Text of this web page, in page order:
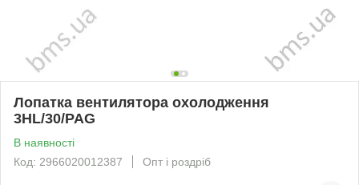
Лопатка вентилятора охолодження
3HL/30/PAG
В наявності
Код: 2966020012387
Опт і роздріб